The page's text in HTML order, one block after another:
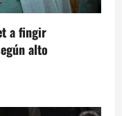
a fingir
alto